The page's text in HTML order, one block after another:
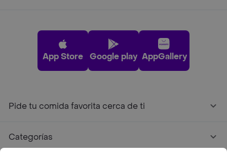
App Store Google play AppGallery
Pide tu comida favorita cerca de ti
Categorías